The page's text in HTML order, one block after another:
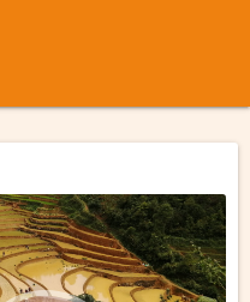
・メコン川の渡し船巡り（
水上村・スヴァイリエン